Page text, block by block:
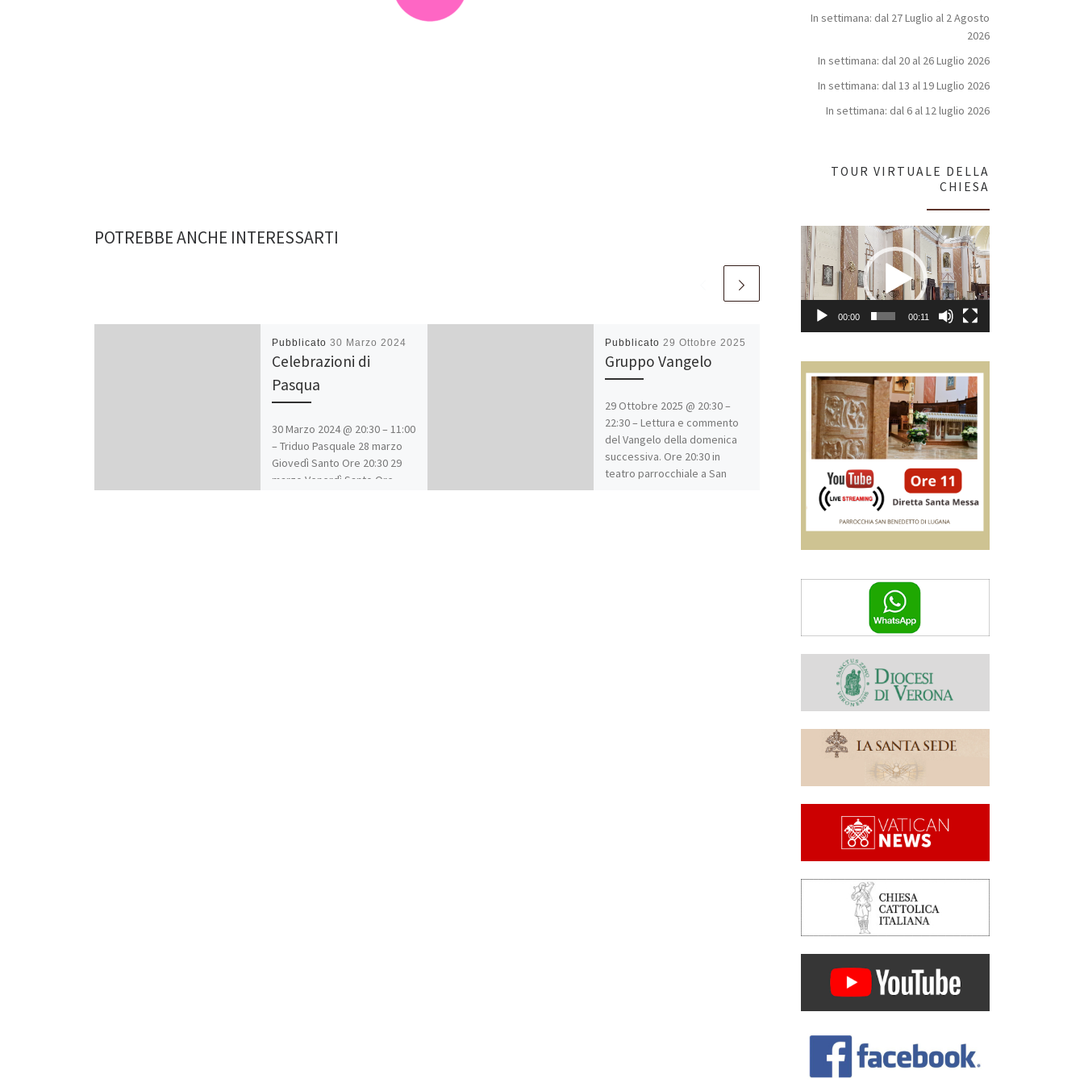
POTREBBE ANCHE INTERESSARTI
Pubblicato30 Marzo 2024
Celebrazioni di
Pasqua
30 Marzo 2024 @ 20:30 – 11:00
– Triduo Pasquale 28 marzo
Giovedì Santo Ore 20:30 29
marzo Venerdì Santo Ore
Pubblicato 29 Ottobre 2025
Gruppo Vangelo
29 Ottobre 2025 @ 20:30 –
22:30 – Lettura e commento
del Vangelo della domenica
successiva. Ore 20:30 in
teatro parrocchiale a San
Catechismo I media
2 Novembre 2025 @ 9:30 –
12:00 – Incontro ragazzi I
media al Beato Andrea dalle
9:30 alle 12:00 (S. Messa ore
10:00)
In settimana: dal 27 Luglio al 2 Agosto
2026
In settimana: dal 20 al 26 Luglio 2026
In settimana: dal 13 al 19 Luglio 2026
In settimana: dal 6 al 12 luglio 2026
TOUR VIRTUALE DELLA
CHIESA
Video
Player
00:00 00:11